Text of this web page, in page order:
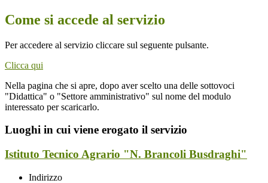
Come si accede al servizio
Per accedere al servizio cliccare sul seguente pulsante.
Clicca qui
Nella pagina che si apre, dopo aver scelto una delle sottovoci
"Didattica" o "Settore amministrativo" sul nome del modulo
interessato per scaricarlo.
Luoghi in cui viene erogato il servizio
Istituto Tecnico Agrario "N. Brancoli Busdraghi"
Indirizzo